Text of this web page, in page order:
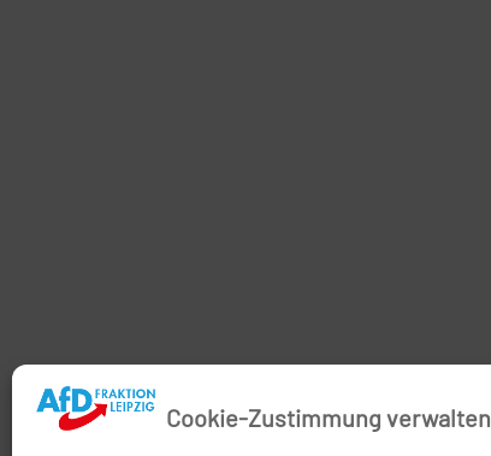
Cookie-Zustimmung verwalten